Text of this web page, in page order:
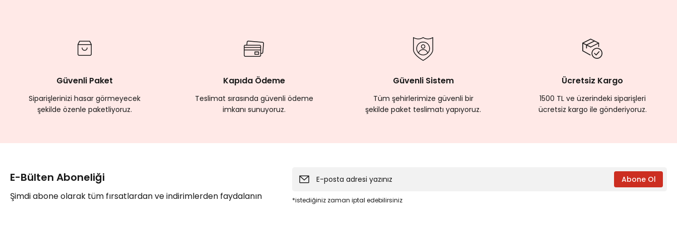
Güvenli Paket
Siparişlerinizi hasar görmeyecek
şekilde özenle paketliyoruz.
Kapıda Ödeme
Teslimat sırasında güvenli ödeme
imkanı sunuyoruz.
Güvenli Sistem
Tüm şehirlerimize güvenli bir
şekilde paket teslimatı yapıyoruz.
Ücretsiz Kargo
1500 TL ve üzerindeki siparişleri
ücretsiz kargo ile gönderiyoruz.
E-Bülten Aboneliği
Şimdi abone olarak tüm fırsatlardan ve indirimlerden faydalanın
Abone Ol
*istediğiniz zaman iptal edebilirsiniz